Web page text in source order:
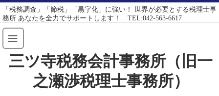
「税務調査」「節税」「黒字化」に強い！ 世界が必要とする税理士事
務所 あなたを全力でサポートします！ TEL:042-563-6617
三ツ寺税務会計事務所（旧一
之瀬渉税理士事務所）